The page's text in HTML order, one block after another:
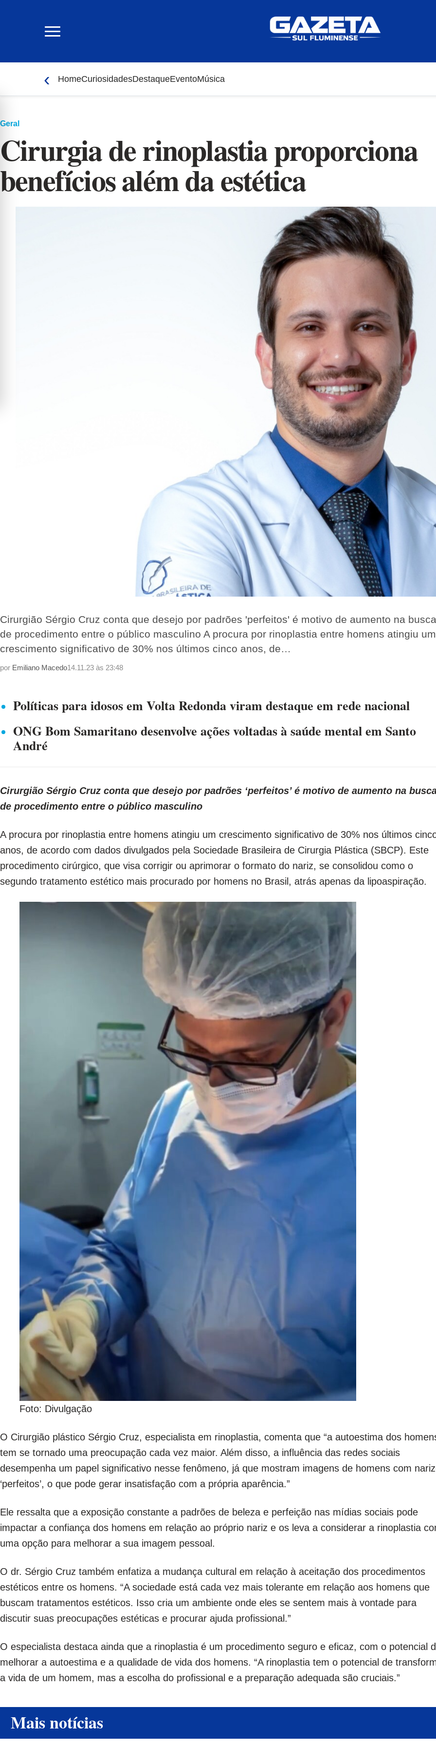
‹ HomeCuriosidadesDestaqueEventoMúsica
Geral
Cirurgia de rinoplastia proporciona
benefícios além da estética
Cirurgião Sérgio Cruz conta que desejo por padrões 'perfeitos' é motivo de aumento na busca
de procedimento entre o público masculino A procura por rinoplastia entre homens atingiu um
crescimento significativo de 30% nos últimos cinco anos, de…
por Emiliano Macedo14.11.23 às 23:48
Políticas para idosos em Volta Redonda viram destaque em rede nacional
ONG Bom Samaritano desenvolve ações voltadas à saúde mental em Santo
André
Cirurgião Sérgio Cruz conta que desejo por padrões ‘perfeitos’ é motivo de aumento na
de procedimento entre o público masculino
A procura por rinoplastia entre homens atingiu um crescimento significativo de 30% nos últimos
anos, de acordo com dados divulgados pela Sociedade Brasileira de Cirurgia Plástica (SBCP). Este
procedimento cirúrgico, que visa corrigir ou aprimorar o formato do nariz, se consolidou como o
segundo tratamento estético mais procurado por homens no Brasil, atrás apenas da lipoaspiração.
Foto: Divulgação
O Cirurgião plástico Sérgio Cruz, especialista em rinoplastia, comenta que “a autoestima dos
tem se tornado uma preocupação cada vez maior. Além disso, a influência das redes sociais
desempenha um papel significativo nesse fenômeno, já que mostram imagens de homens com
‘perfeitos’, o que pode gerar insatisfação com a própria aparência.”
Ele ressalta que a exposição constante a padrões de beleza e perfeição nas mídias sociais pode
impactar a confiança dos homens em relação ao próprio nariz e os leva a considerar a rinoplastia
uma opção para melhorar a sua imagem pessoal.
O dr. Sérgio Cruz também enfatiza a mudança cultural em relação à aceitação dos procedimentos
estéticos entre os homens. “A sociedade está cada vez mais tolerante em relação aos homens que
buscam tratamentos estéticos. Isso cria um ambiente onde eles se sentem mais à vontade para
discutir suas preocupações estéticas e procurar ajuda profissional.”
O especialista destaca ainda que a rinoplastia é um procedimento seguro e eficaz, com o potencial
melhorar a autoestima e a qualidade de vida dos homens. “A rinoplastia tem o potencial de
a vida de um homem, mas a escolha do profissional e a preparação adequada são cruciais.”
Mais notícias